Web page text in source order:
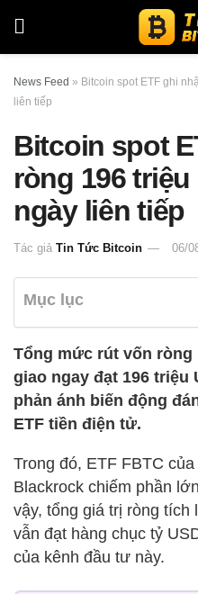
News Feed » Bitcoin spot ETF ghi
liên tiếp
Bitcoin spot
ròng 196 triệu
ngày liên tiếp
Tác giả Tin Tức Bitcoin 06/
Mục lục
Tổng mức rút vốn ròng
giao ngay đạt 196 triệu
phản ánh biến động
ETF tiền điện tử.
Trong đó, ETF FBTC
Blackrock chiếm phần
vậy, tổng giá trị ròng tích
vẫn đạt hàng chục tỷ
của kênh đầu tư này.